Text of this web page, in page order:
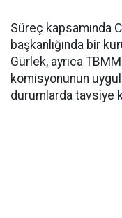
Süreç kapsamında
başkanlığında bir
Gürlek, ayrıca
komisyonunun
durumlarda tavsiye